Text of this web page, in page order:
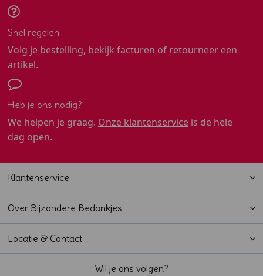
Snel regelen
Volg je bestelling, bekijk facturen of retourneer een
artikel.
Heb je ons nodig?
We helpen je graag. Onze klantenserviceis de hele
dag open.
Klantenservice
Over Bijzondere Bedankjes
Locatie & Contact
Wil je ons volgen?